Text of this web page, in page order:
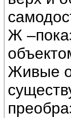
Ж
Живые